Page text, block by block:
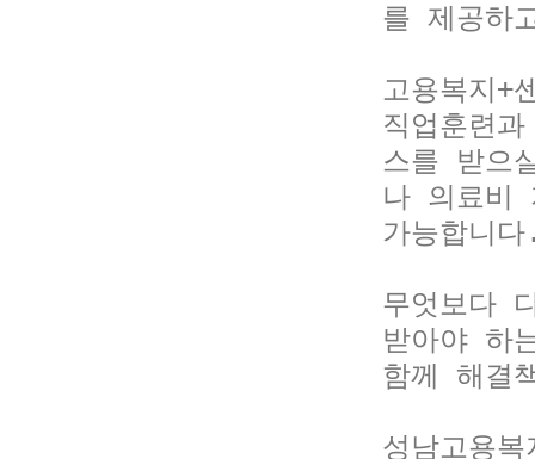
를 제공하
고용복지+
직업훈련
스를 받으
나 의료비
가능합니
무엇보다
받아야 하
함께 해결
성남고용